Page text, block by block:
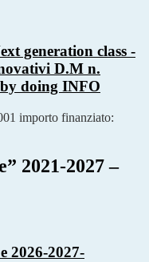
generation class -
D.M n.
doing INFO
importo finanziato:
2021-2027 –
2026-2027-